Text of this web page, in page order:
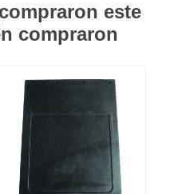
este
compraron